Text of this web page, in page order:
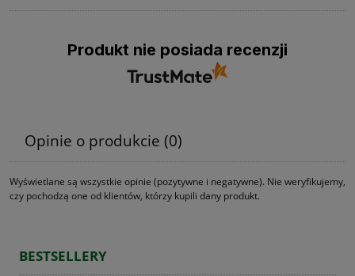
Produkt nie posiada recenzji
Opinie o produkcie (0)
Wyświetlane są wszystkie opinie (pozytywne i negatywne). Nie weryfikujemy,
czy pochodzą one od klientów, którzy kupili dany produkt.
BESTSELLERY